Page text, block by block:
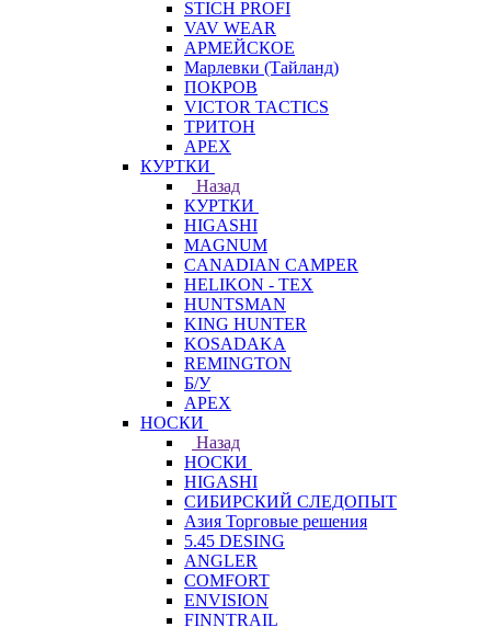
STICH PROFI
VAV WEAR
АРМЕЙСКОЕ
Марлевки (Тайланд)
ПОКРОВ
VICTOR TACTICS
ТРИТОН
APEX
КУРТКИ
Назад
КУРТКИ
HIGASHI
MAGNUM
CANADIAN CAMPER
HELIKON - TEX
HUNTSMAN
KING HUNTER
KOSADAKA
REMINGTON
Б/У
APEX
НОСКИ
Назад
НОСКИ
HIGASHI
СИБИРСКИЙ СЛЕДОПЫТ
Азия Торговые решения
5.45 DESING
ANGLER
COMFORT
ENVISION
FINNTRAIL